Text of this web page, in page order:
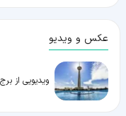
عکس و ویدیو
ویدیویی از